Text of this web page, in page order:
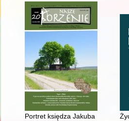
Portret księdza Jakuba